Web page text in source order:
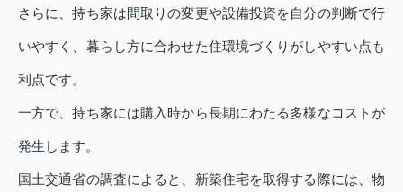
さらに、持ち家は間取りの変更や設備投資を自分の判断で行
いやすく、暮らし方に合わせた住環境づくりがしやすい点も
利点です。
一方で、持ち家には購入時から長期にわたる多様なコストが
発生します。
国土交通省の調査によると、新築住宅を取得する際には、物